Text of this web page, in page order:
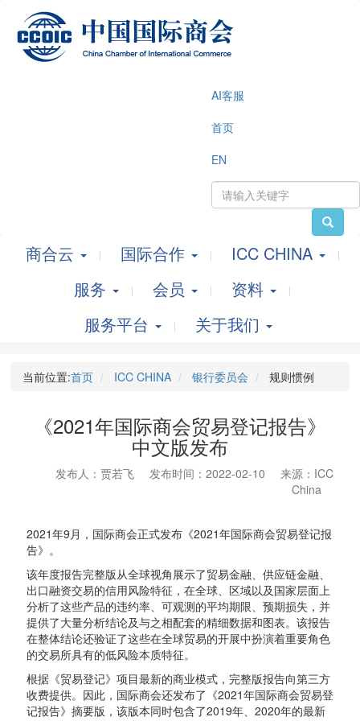
AI客服
首页
EN
商合云 国际合作
ICC CHINA
服务
会员
资料
服务平台
关于我们
当前位置:首页 ICC CHINA 银行委员会 规则惯例
《2021年国际商会贸易登记报告》
中文版发布
发布人：贾若飞 发布时间：2022-02-10
来源：ICC
China
2021年9月，国际商会正式发布《2021年国际商会贸易登记报
告》。
该年度报告完整版从全球视角展示了贸易金融、供应链金融、
出口融资交易的信用风险特征，在全球、区域以及国家层面上
分析了这些产品的违约率、可观测的平均期限、预期损失，并
提供了大量分析结论及与之相配套的精细数据和图表。该报告
在整体结论还验证了这些在全球贸易的开展中扮演着重要角色
的交易所具有的低风险本质特征。
根据《贸易登记》项目最新的商业模式，完整版报告向第三方
收费提供。因此，国际商会还发布了《2021年国际商会贸易登
记报告》摘要版，该版本同时包含了2019年、2020年的最新